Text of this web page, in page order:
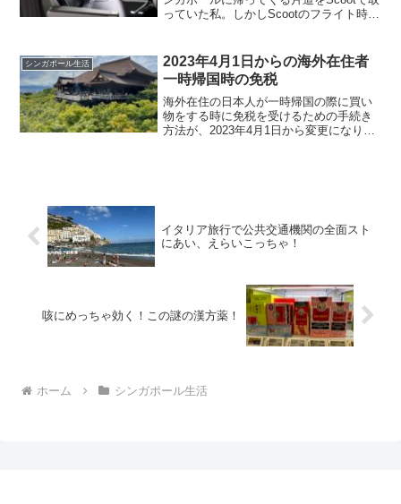
っていた私。しかしScootのフライト時間
し、直前にZip Airに変更しました。私の
Z...
シンガポール生活
2023年4月1日からの海外在住者
一時帰国時の免税
海外在住の日本人が一時帰国の際に買い
物をする時に免税を受けるための手続き
方法が、2023年4月1日から変更になりま
イタリア旅行で公共交通機関の全面スト
にあい、えらいこっちゃ！
咳にめっちゃ効く！この謎の漢方薬！
ホーム シンガポール生活